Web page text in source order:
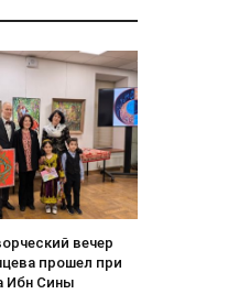
вечер
прошел при
Ибн Сины